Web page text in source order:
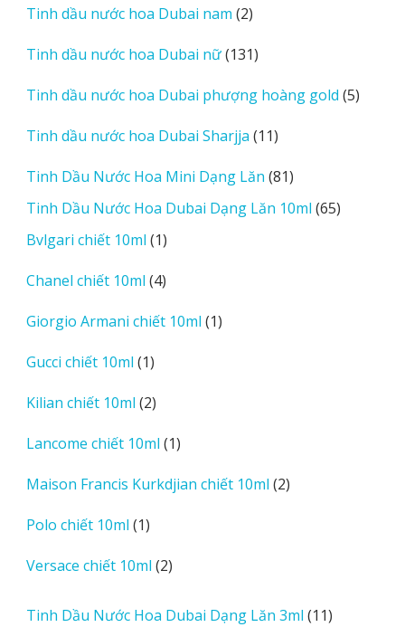
Tinh dầu nước hoa Dubai nam 22
phẩm
Tinh dầu nước hoa Dubai nữ 131131
phẩm
Tinh dầu nước hoa Dubai phượng hoàng gold 55
Tinh dầu nước hoa Dubai Sharjja 1111
phẩm
Tinh Dầu Nước Hoa Mini Dạng Lăn 8181
sản
phẩm
Tinh Dầu Nước Hoa Dubai Dạng Lăn 10ml 6565
Bvlgari chiết 10ml 11
phẩm
Chanel chiết 10ml 44
phẩm
Giorgio Armani chiết 10ml 11
Gucci chiết 10ml 11
phẩm
Kilian chiết 10ml 22
phẩm
Lancome chiết 10ml 11
phẩm
Maison Francis Kurkdjian chiết 10ml 22
Polo chiết 10ml 11
phẩm
Versace chiết 10ml 22
phẩm
Tinh Dầu Nước Hoa Dubai Dạng Lăn 3ml 1111